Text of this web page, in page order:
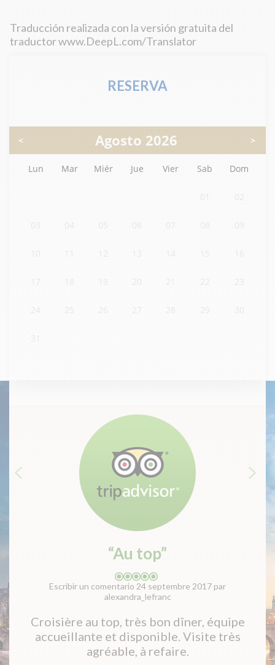
Traducción realizada con la versión gratuita del
traductor www.DeepL.com/Translator
RESERVA
“Superbe soirée”
Escribir un comentario 25 août 2017 par LilouBnh
soins pour les clients ! Bonne ambiance sur
le bateau, vue magnifique sur les
monuments avec en bouquet final